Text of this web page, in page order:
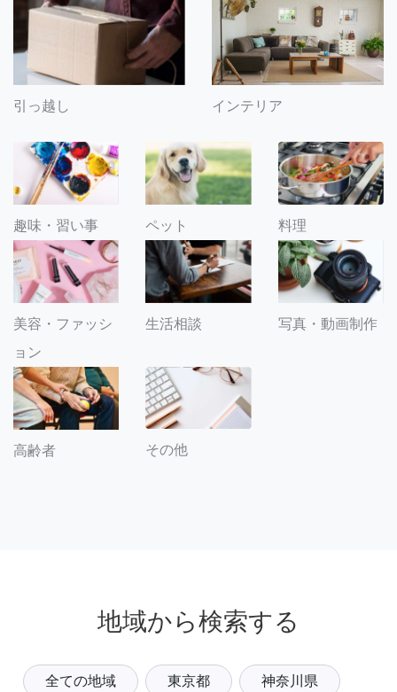
引っ越し インテリア
趣味・習い事 ペット 料理
美容・ファッシ
ョン
生活相談 写真・動画制作
高齢者 その他
地域から検索する
全ての地域 東京都 神奈川県